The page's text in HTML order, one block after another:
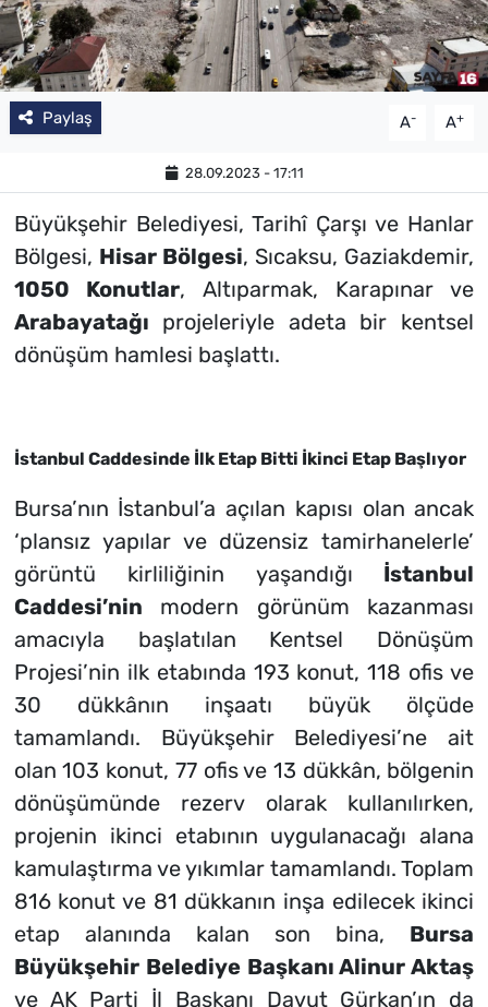
Paylaş A- A+
28.09.2023 - 17:11
Büyükşehir Belediyesi, Tarihî Çarşı ve Hanlar
Bölgesi, Hisar Bölgesi, Sıcaksu, Gaziakdemir,
1050 Konutlar, Altıparmak, Karapınar ve
Arabayatağı projeleriyle adeta bir kentsel
dönüşüm hamlesi başlattı.
İstanbul Caddesinde İlk Etap Bitti İkinci Etap Başlıyor
Bursa’nın İstanbul’a açılan kapısı olan ancak
‘plansız yapılar ve düzensiz tamirhanelerle’
görüntü kirliliğinin yaşandığı İstanbul
Caddesi’nin modern görünüm kazanması
amacıyla başlatılan Kentsel Dönüşüm
Projesi’nin ilk etabında 193 konut, 118 ofis ve
30 dükkânın inşaatı büyük ölçüde
tamamlandı. Büyükşehir Belediyesi’ne ait
olan 103 konut, 77 ofis ve 13 dükkân, bölgenin
dönüşümünde rezerv olarak kullanılırken,
projenin ikinci etabının uygulanacağı alana
kamulaştırma ve yıkımlar tamamlandı. Toplam
816 konut ve 81 dükkanın inşa edilecek ikinci
etap alanında kalan son bina, Bursa
Büyükşehir Belediye Başkanı Alinur Aktaş
ve AK Parti İl Başkanı Davut Gürkan’ın da